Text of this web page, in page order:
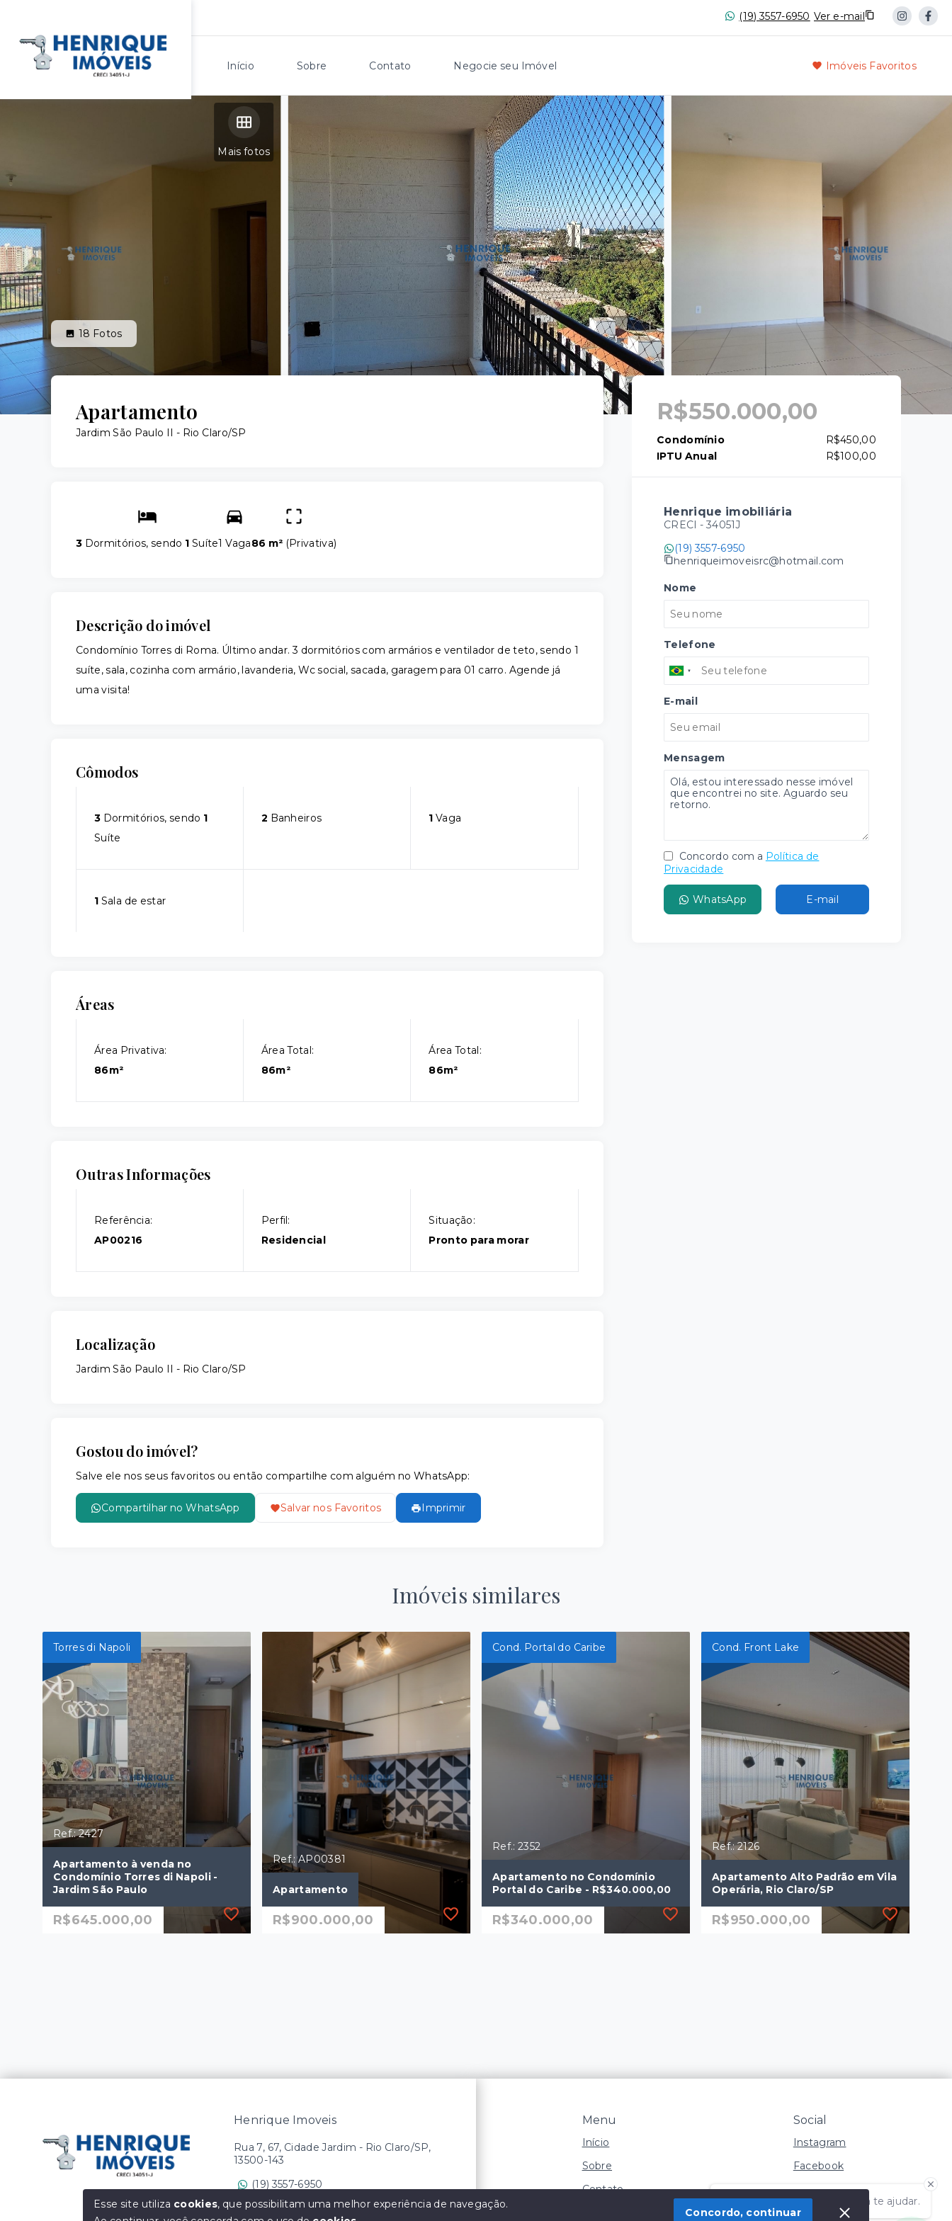
(19) 3557-6950 Ver e-mail
Início Sobre Contato Negocie seu Imóvel Imóveis Favoritos
Mais fotos
18 Fotos
Apartamento
Jardim São Paulo II - Rio Claro/SP
3 Dormitórios, sendo 1 Suíte1 Vaga86 m² (Privativa)
Descrição do imóvel
Condomínio Torres di Roma. Último andar. 3 dormitórios com armários e ventilador de teto, sendo 1
suíte, sala, cozinha com armário, lavanderia, Wc social, sacada, garagem para 01 carro. Agende já
uma visita!
Cômodos
3 Dormitórios, sendo 1
Suíte
2 Banheiros 1 Vaga
1 Sala de estar
Áreas
Área Privativa:
86m²
Área Total:
86m²
Área Total:
86m²
Outras Informações
Referência:
AP00216
Perfil:
Residencial
Situação:
Pronto para morar
Localização
Jardim São Paulo II - Rio Claro/SP
Gostou do imóvel?
Salve ele nos seus favoritos ou então compartilhe com alguém no WhatsApp:
Compartilhar no WhatsApp Salvar nos Favoritos Imprimir
R$550.000,00
Condomínio
R$450,00
IPTU Anual
R$100,00
Henrique imobiliária
CRECI - 34051J
(19) 3557-6950
henriqueimoveisrc@hotmail.com
Nome
Telefone
E-mail
Mensagem
Concordo com a Política de
Privacidade
WhatsApp E-mail
Imóveis similares
Torres di Napoli
Ref.: 2427
Apartamento à venda no
Condomínio Torres di Napoli -
Jardim São Paulo
R$645.000,00
Rio Claro/SP
Ref.: AP00381
Apartamento
R$900.000,00
94 m²
Vila Operária - Rio
Claro/SP
Cond. Portal do Caribe
Ref.: 2352
Apartamento no Condomínio
Portal do Caribe - R$340.000,00
R$340.000,00
Jardim São Paulo - Rio
Cond. Front Lake
Ref.: 2126
Apartamento Alto Padrão em Vila
Operária, Rio Claro/SP
R$950.000,00
Vila Operária - Rio
Olá! Estamos disponíveis para te ajudar.
Menu
Início
Sobre
Contato
Social
Instagram
Facebook
Henrique Imoveis
Rua 7, 67, Cidade Jardim - Rio Claro/SP,
13500-143
(19) 3557-6950
Ver e-mail
Esse site utiliza cookies, que possibilitam uma melhor experiência de navegação.
Concordo, continuar